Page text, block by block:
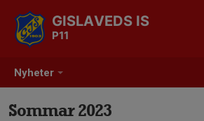
Nyheter
GISLAVEDS IS
P11
Sommar 2023